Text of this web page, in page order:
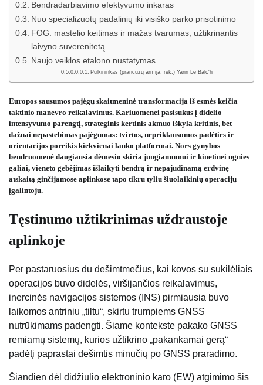
Bendradarbiavimo efektyvumo inkaras
Nuo specializuotų padalinių iki visiško parko prisotinimo
FOG: mastelio keitimas ir mažas tvarumas, užtikrinantis
laivyno suverenitetą
Naujo veiklos etalono nustatymas
Pulkininkas (prancūzų armija, rek.) Yann Le Balc'h
Europos sausumos pajėgų skaitmeninė transformacija iš esmės keičia
taktinio manevro reikalavimus. Kariuomenei pasisukus į didelio
intensyvumo parengtį, strateginis kertinis akmuo iškyla kritinis, bet
dažnai nepastebimas pajėgumas: tvirtos, nepriklausomos padėties ir
orientacijos poreikis kiekvienai lauko platformai. Nors gynybos
bendruomenė daugiausia dėmesio skiria jungiamumui ir kinetinei ugnies
galiai, vieneto gebėjimas išlaikyti bendrą ir nepajudinamą erdvinę
atskaitą ginčijamose aplinkose tapo tikru tyliu šiuolaikinių operacijų
įgalintoju.
Tęstinumo užtikrinimas uždraustoje
aplinkoje
Per pastaruosius du dešimtmečius, kai kovos su sukilėliais
operacijos buvo didelės, viršijančios reikalavimus,
inercinės navigacijos sistemos (INS) pirmiausia buvo
laikomos antriniu „tiltu“, skirtu trumpiems GNSS
nutrūkimams padengti. Šiame kontekste pakako GNSS
remiamų sistemų, kurios užtikrino „pakankamai gerą“
padėtį paprastai dešimtis minučių po GNSS praradimo.
Šiandien dėl didžiulio elektroninio karo (EW) atgimimo šis